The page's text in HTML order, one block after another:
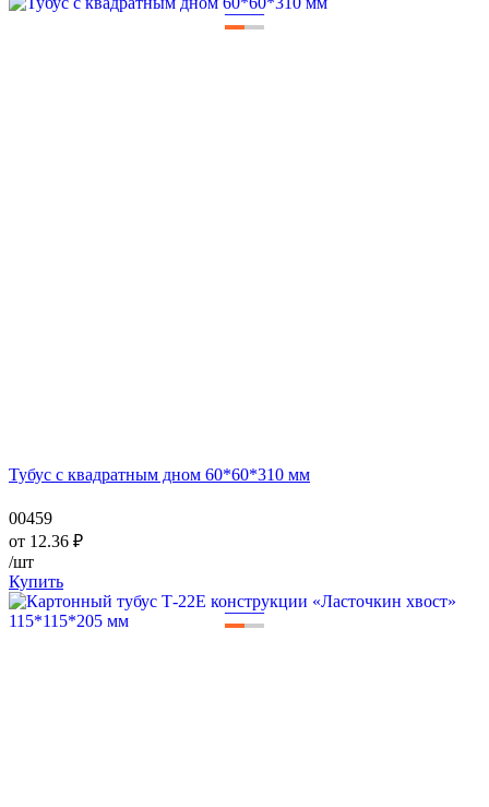
——
Тубус с квадратным дном 60*60*310 мм
00459
от 12.36 ₽
/шт
Купить
——